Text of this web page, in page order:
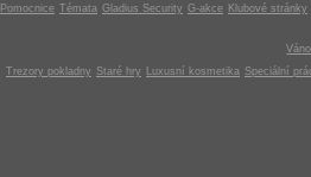
Pomocnice Témata Gladius Security G-akce Klubové stránky
Trezory pokladny Staré hry Luxusní kosmetika Speciální